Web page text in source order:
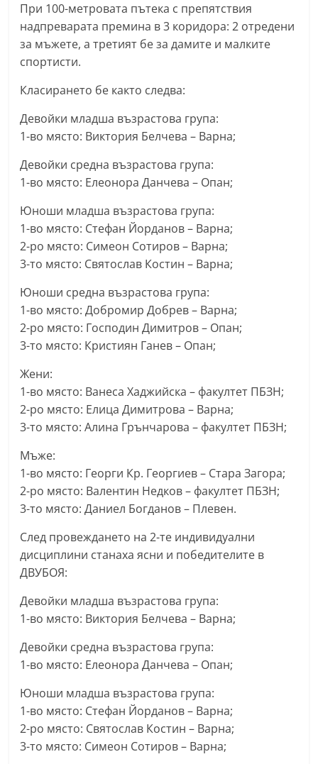
a
z
a
l
k
b
g
.
i
n
f
o
,
g
a
l
e
r
-
k
a
a
a
k
.
c
o
m
При 100-метровата пътека с препятствия
надпреварата премина в 3 коридора: 2 отредени
за мъжете, а третият бе за дамите и малките
спортисти.
Класирането бе както следва:
Девойки младша възрастова група:
1-во място: Виктория Белчева – Варна;
Девойки средна възрастова група:
1-во място: Елеонора Данчева – Опан;
Юноши младша възрастова група:
1-во място: Стефан Йорданов – Варна;
2-ро място: Симеон Сотиров – Варна;
3-то място: Святослав Костин – Варна;
Юноши средна възрастова група:
1-во място: Добромир Добрев – Варна;
2-ро място: Господин Димитров – Опан;
3-то място: Кристиян Ганев – Опан;
Жени:
1-во място: Ванеса Хаджийска – факултет ПБЗН;
2-ро място: Елица Димитрова – Варна;
3-то място: Алина Грънчарова – факултет ПБЗН;
Мъже:
1-во място: Георги Кр. Георгиев – Стара Загора;
2-ро място: Валентин Недков – факултет ПБЗН;
3-то място: Даниел Богданов – Плевен.
След провеждането на 2-те индивидуални
дисциплини станаха ясни и победителите в
ДВУБОЯ:
Девойки младша възрастова група:
1-во място: Виктория Белчева – Варна;
Девойки средна възрастова група:
1-во място: Елеонора Данчева – Опан;
Юноши младша възрастова група:
1-во място: Стефан Йорданов – Варна;
2-ро място: Святослав Костин – Варна;
3-то място: Симеон Сотиров – Варна;